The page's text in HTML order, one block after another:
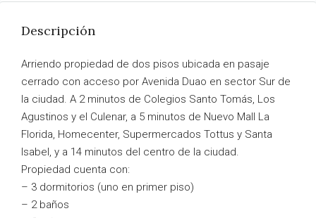
Descripción
Arriendo propiedad de dos pisos ubicada en pasaje
cerrado con acceso por Avenida Duao en sector Sur de
la ciudad. A 2 minutos de Colegios Santo Tomás, Los
Agustinos y el Culenar, a 5 minutos de Nuevo Mall La
Florida, Homecenter, Supermercados Tottus y Santa
Isabel, y a 14 minutos del centro de la ciudad.
Propiedad cuenta con:
– 3 dormitorios (uno en primer piso)
– 2 baños